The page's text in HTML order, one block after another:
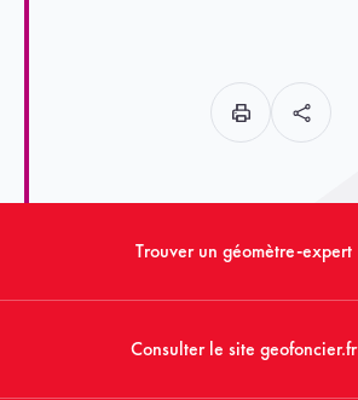
Trouver un géomètre-expert
Consulter le site geofoncier.fr